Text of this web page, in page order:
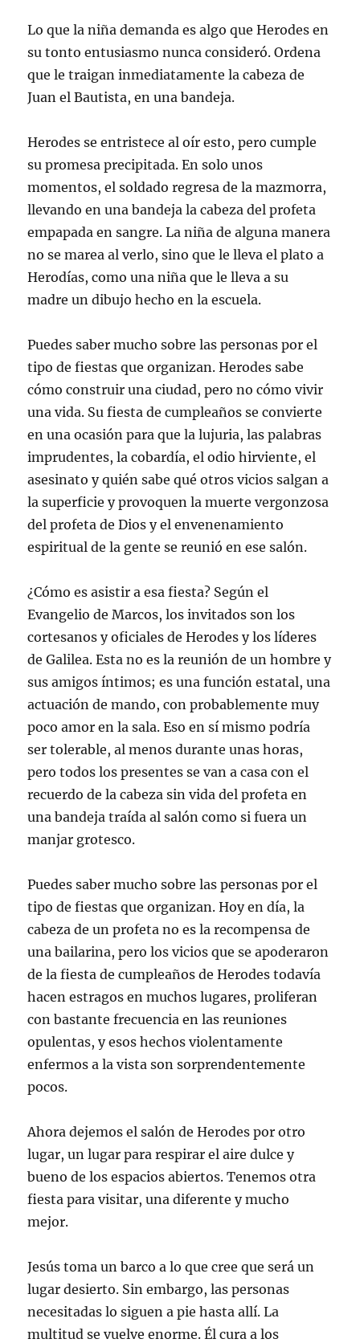
Lo que la niña demanda es algo que Herodes en
su tonto entusiasmo nunca consideró. Ordena
que le traigan inmediatamente la cabeza de
Juan el Bautista, en una bandeja.
Herodes se entristece al oír esto, pero cumple
su promesa precipitada. En solo unos
momentos, el soldado regresa de la mazmorra,
llevando en una bandeja la cabeza del profeta
empapada en sangre. La niña de alguna manera
no se marea al verlo, sino que le lleva el plato a
Herodías, como una niña que le lleva a su
madre un dibujo hecho en la escuela.
Puedes saber mucho sobre las personas por el
tipo de fiestas que organizan. Herodes sabe
cómo construir una ciudad, pero no cómo vivir
una vida. Su fiesta de cumpleaños se convierte
en una ocasión para que la lujuria, las palabras
imprudentes, la cobardía, el odio hirviente, el
asesinato y quién sabe qué otros vicios salgan a
la superficie y provoquen la muerte vergonzosa
del profeta de Dios y el envenenamiento
espiritual de la gente se reunió en ese salón.
¿Cómo es asistir a esa fiesta? Según el
Evangelio de Marcos, los invitados son los
cortesanos y oficiales de Herodes y los líderes
de Galilea. Esta no es la reunión de un hombre y
sus amigos íntimos; es una función estatal, una
actuación de mando, con probablemente muy
poco amor en la sala. Eso en sí mismo podría
ser tolerable, al menos durante unas horas,
pero todos los presentes se van a casa con el
recuerdo de la cabeza sin vida del profeta en
una bandeja traída al salón como si fuera un
manjar grotesco.
Puedes saber mucho sobre las personas por el
tipo de fiestas que organizan. Hoy en día, la
cabeza de un profeta no es la recompensa de
una bailarina, pero los vicios que se apoderaron
de la fiesta de cumpleaños de Herodes todavía
hacen estragos en muchos lugares, proliferan
con bastante frecuencia en las reuniones
opulentas, y esos hechos violentamente
enfermos a la vista son sorprendentemente
pocos.
Ahora dejemos el salón de Herodes por otro
lugar, un lugar para respirar el aire dulce y
bueno de los espacios abiertos. Tenemos otra
fiesta para visitar, una diferente y mucho
mejor.
Jesús toma un barco a lo que cree que será un
lugar desierto. Sin embargo, las personas
necesitadas lo siguen a pie hasta allí. La
multitud se vuelve enorme. Él cura a los